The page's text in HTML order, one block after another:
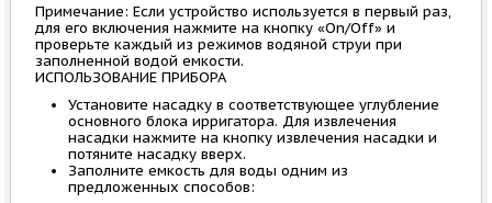
Примечание: Если устройство используется в первый раз,
для его включения нажмите на кнопку «On/Off» и
проверьте каждый из режимов водяной струи при
заполненной водой емкости.
ИСПОЛЬЗОВАНИЕ ПРИБОРА
Установите насадку в соответствующее углубление
основного блока ирригатора. Для извлечения
насадки нажмите на кнопку извлечения насадки и
потяните насадку вверх.
Заполните емкость для воды одним из
предложенных способов: